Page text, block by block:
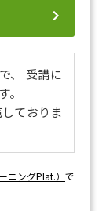
、 受講に
。
ておりま
ニングPlat.）で